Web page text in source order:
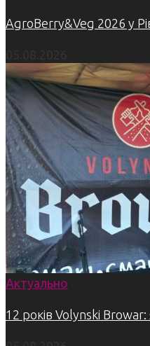
AgroBerry&Veg 2026 у
Актуально
12 років Volynski Browar: